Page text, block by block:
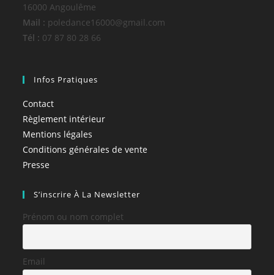
16000 Angoulême
Mail : poledance16000@gmail.com
Tél : 07 87 80 28 66
Infos Pratiques
Contact
Règlement intérieur
Mentions légales
Conditions générales de vente
Presse
S’inscrire À La Newsletter
Prénom ou nom complet
Email